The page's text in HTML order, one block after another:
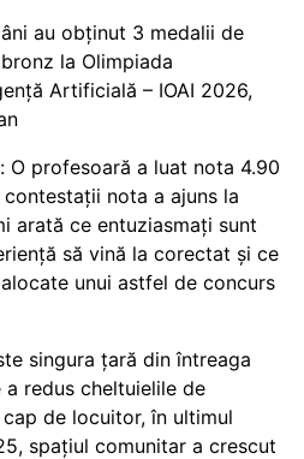
au obținut 3 medalii de
la Olimpiada
Artificială – IOAI 2026,
O profesoară a luat nota 4.90
nota a ajuns la
arată ce entuziasmați sunt
să vină la corectat și ce
unui astfel de concurs
singura țară din întreaga
a redus cheltuielile de
de locuitor, în ultimul
spațiul comunitar a crescut